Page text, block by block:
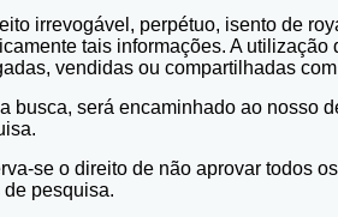
irrevogável, perpétuo, isento de
tais informações. A
vendidas ou compartilhadas
busca, será encaminhado ao
se o direito de não aprovar todos
pesquisa.